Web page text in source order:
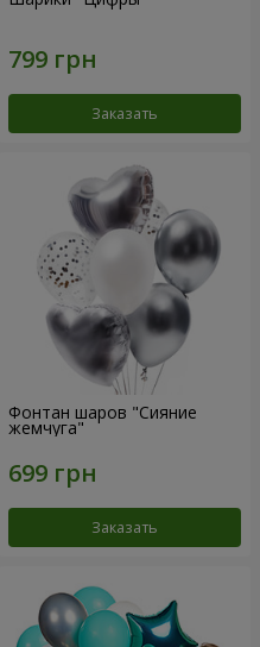
Заказать
Фонтан шаров "Сияние
жемчуга"
Заказать